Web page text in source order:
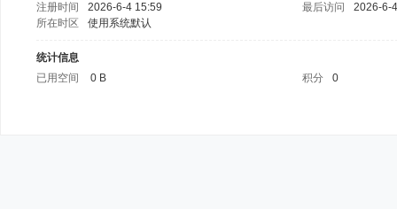
注册时间
2026-6-4 15:59 最后访问
2026-6-
所在时区
使用系统默认
统计信息
已用空间
0 B 积分 0